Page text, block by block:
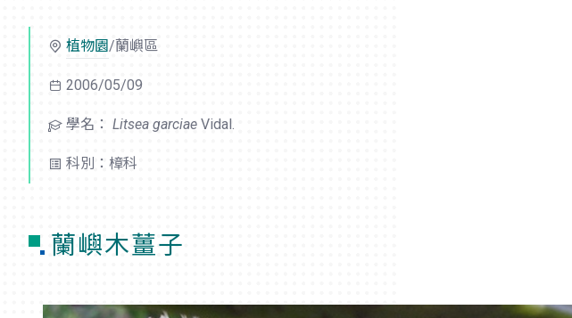
植物園/蘭嶼區
2006/05/09
學名： Litsea garciae Vidal.
科別：樟科
蘭嶼木薑子